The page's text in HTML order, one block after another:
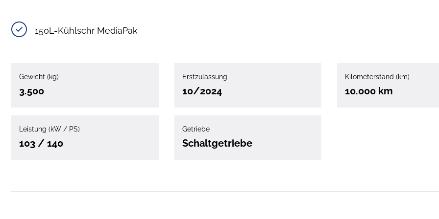
150L-Kühlschr MediaPak
Gewicht (kg)
3.500
Erstzulassung
10/2024
Kilometerstand (km)
10.000 km
Leistung (kW / PS)
103 / 140
Getriebe
Schaltgetriebe